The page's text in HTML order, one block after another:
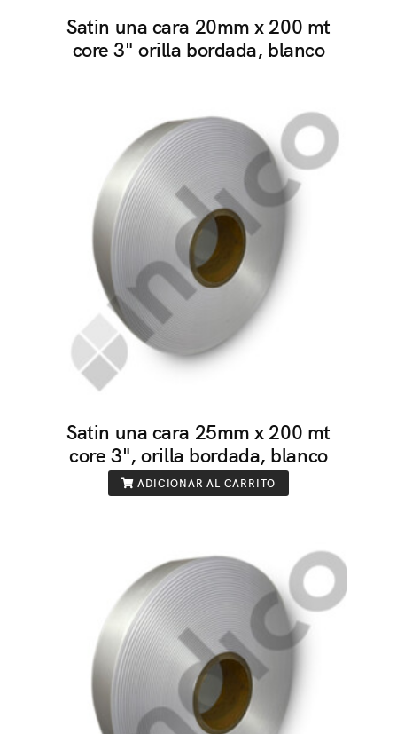
Satin una cara 20mm x 200 mt
core 3" orilla bordada, blanco
Satin una cara 25mm x 200 mt
core 3", orilla bordada, blanco
ADICIONAR AL CARRITO